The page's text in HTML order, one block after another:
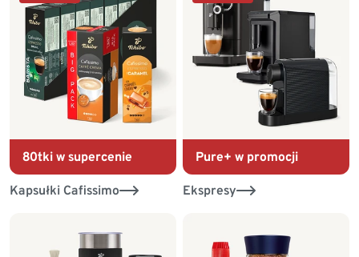
80tki w supercenie
Kapsułki Cafissimo
Pure+ w promocji
Ekspresy